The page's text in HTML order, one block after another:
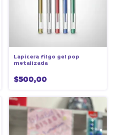
Lapicera filgo gel pop
metalizada
$500,00